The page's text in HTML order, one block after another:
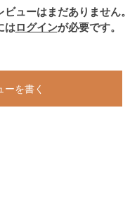
ューはまだありません。
はログインが必要です。
ーを書く